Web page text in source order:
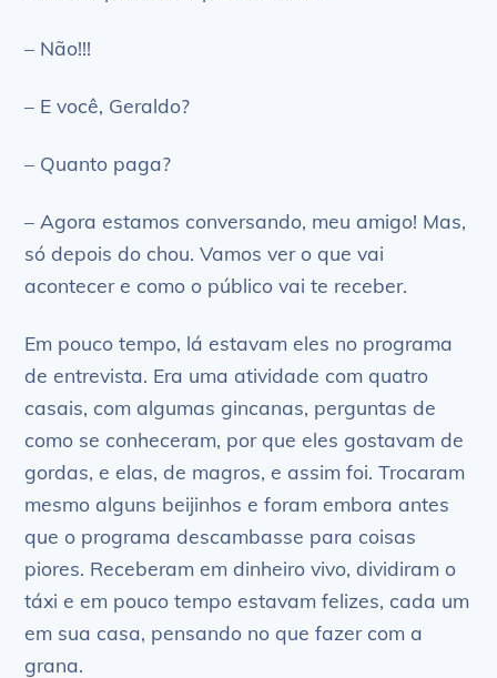
– Não!!!
– E você, Geraldo?
– Quanto paga?
– Agora estamos conversando, meu amigo! Mas,
só depois do chou. Vamos ver o que vai
acontecer e como o público vai te receber.
Em pouco tempo, lá estavam eles no programa
de entrevista. Era uma atividade com quatro
casais, com algumas gincanas, perguntas de
como se conheceram, por que eles gostavam de
gordas, e elas, de magros, e assim foi. Trocaram
mesmo alguns beijinhos e foram embora antes
que o programa descambasse para coisas
piores. Receberam em dinheiro vivo, dividiram o
táxi e em pouco tempo estavam felizes, cada um
em sua casa, pensando no que fazer com a
grana.